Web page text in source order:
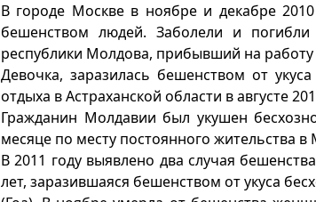
В городе Москве в ноябре и декабре
бешенством людей. Заболели и
республики Молдова, прибывший на работу
Девочка, заразилась бешенством от
отдыха в Астраханской области в августе
Гражданин Молдавии был укушен
месяце по месту постоянного жительства в
В 2011 году выявлено два случая
лет, заразившаяся бешенством от укуса